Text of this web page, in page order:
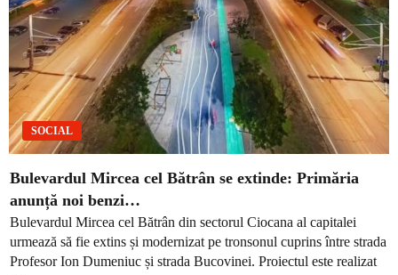
SOCIAL
Bulevardul Mircea cel Bătrân se extinde: Primăria
anunță noi benzi…
Bulevardul Mircea cel Bătrân din sectorul Ciocana al capitalei
urmează să fie extins și modernizat pe tronsonul cuprins între strada
Profesor Ion Dumeniuc și strada Bucovinei. Proiectul este realizat